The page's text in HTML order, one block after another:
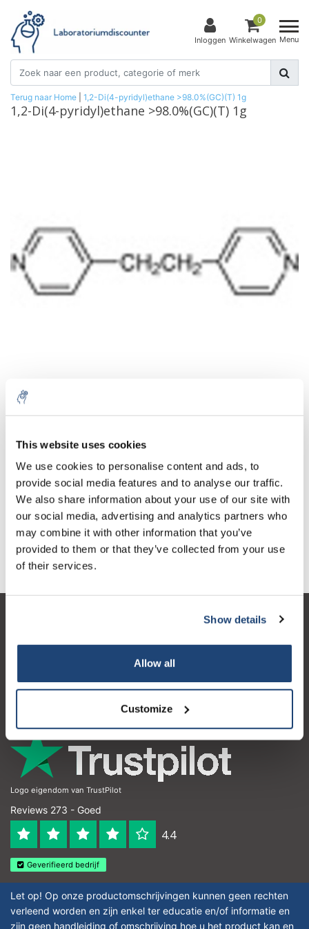
This website uses cookies
We use cookies to personalise content and ads, to
provide social media features and to analyse our traffic.
We also share information about your use of our site with
our social media, advertising and analytics partners who
may combine it with other information that you’ve
provided to them or that they’ve collected from your use
of their services.
Show details
Allow all
Customize
Inloggen
0
Winkelwagen Menu
Terug naar Home 1,2-Di(4-pyridyl)ethane >98.0%(GC)(T) 1g
1,2-Di(4-pyridyl)ethane >98.0%(GC)(T) 1g
1 Stuk Excl. btw
€53,43
Incl. btw
Toevoegen aan winkelwagen
Informatie
Contactgegevens
Logo eigendom van TrustPilot
Reviews 273 - Goed
4.4
Geverifieerd bedrijf
Let op! Op onze productomschrijvingen kunnen geen rechten
verleend worden en zijn enkel ter educatie en/of informatie en
zijn geen handleiding of omschrijving hoe u het product kan en